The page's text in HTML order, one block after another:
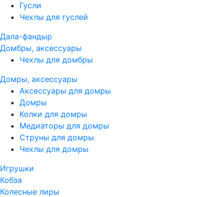
Гусли
Чехлы для гуслей
Дала-фандыр
Домбры, аксессуары
Чехлы для домбры
Домры, аксессуары
Аксессуары для домры
Домры
Колки для домры
Медиаторы для домры
Струны для домры
Чехлы для домры
Игрушки
Кобза
Колесные лиры